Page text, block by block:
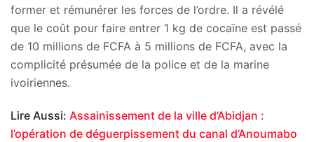
former et rémunérer les forces de l’ordre. Il a révélé
que le coût pour faire entrer 1 kg de cocaïne est passé
de 10 millions de FCFA à 5 millions de FCFA, avec la
complicité présumée de la police et de la marine
ivoiriennes.
Lire Aussi: Assainissement de la ville d’Abidjan :
l’opération de déguerpissement du canal d’Anoumabo